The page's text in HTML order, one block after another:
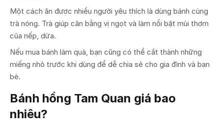
Một cách ăn được nhiều người yêu thích là dùng bánh cùng
trà nóng. Trà giúp cân bằng vị ngọt và làm nổi bật mùi thơm
của nếp, dừa.
Nếu mua bánh làm quà, bạn cũng có thể cắt thành những
miếng nhỏ trước khi dùng để dễ chia sẻ cho gia đình và bạn
bè.
Bánh hồng Tam Quan giá bao
nhiêu?